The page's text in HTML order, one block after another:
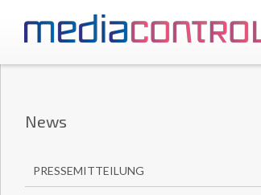
News
PRESSEMITTEILUNG